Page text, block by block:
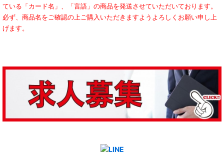
ている「カード名」、「言語」の商品を発送させていただいております。
必ず、商品名をご確認の上ご購入いただきますようよろしくお願い申し上
げます。